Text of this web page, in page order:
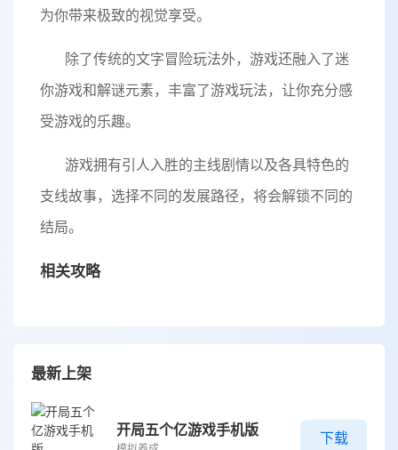
为你带来极致的视觉享受。
除了传统的文字冒险玩法外，游戏还融入了迷
你游戏和解谜元素，丰富了游戏玩法，让你充分感
受游戏的乐趣。
游戏拥有引人入胜的主线剧情以及各具特色的
支线故事，选择不同的发展路径，将会解锁不同的
结局。
相关攻略
最新上架
开局五个亿游戏手机版 下载